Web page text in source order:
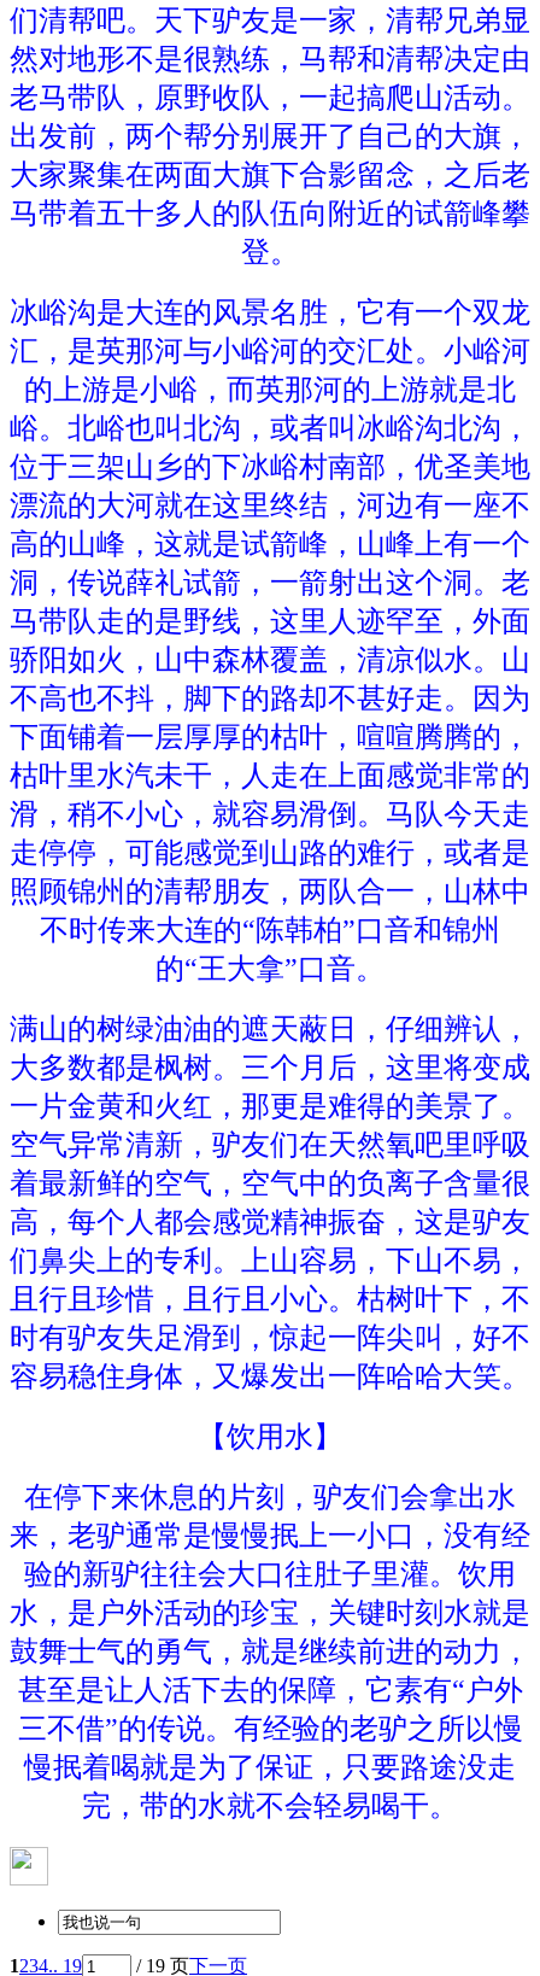
们清帮吧。天下驴友是一家，清帮兄弟显
然对地形不是很熟练，马帮和清帮决定由
老马带队，原野收队，一起搞爬山活动。
出发前，两个帮分别展开了自己的大旗，
大家聚集在两面大旗下合影留念，之后老
马带着五十多人的队伍向附近的试箭峰攀
登。
冰峪沟是大连的风景名胜，它有一个双龙
汇，是英那河与小峪河的交汇处。小峪河
的上游是小峪，而英那河的上游就是北
峪。北峪也叫北沟，或者叫冰峪沟北沟，
位于三架山乡的下冰峪村南部，优圣美地
漂流的大河就在这里终结，河边有一座不
高的山峰，这就是试箭峰，山峰上有一个
洞，传说薛礼试箭，一箭射出这个洞。 老
马带队走的是野线，这里人迹罕至，外面
骄阳如火，山中森林覆盖，清凉似水。山
不高也不抖，脚下的路却不甚好走。因为
下面铺着一层厚厚的枯叶，喧喧腾腾的，
枯叶里水汽未干，人走在上面感觉非常的
滑，稍不小心，就容易滑倒。马队今天走
走停停，可能感觉到山路的难行，或者是
照顾锦州的清帮朋友，两队合一，山林中
不时传来大连的“陈韩柏”口音和锦州
的“王大拿”口音。
满山的树绿油油的遮天蔽日，仔细辨认，
大多数都是枫树。三个月后，这里将变成
一片金黄和火红，那更是难得的美景了。
空气异常清新，驴友们在天然氧吧里呼吸
着最新鲜的空气，空气中的负离子含量很
高，每个人都会感觉精神振奋，这是驴友
们鼻尖上的专利。上山容易，下山不易，
且行且珍惜，且行且小心。枯树叶下，不
时有驴友失足滑到，惊起一阵尖叫，好不
容易稳住身体，又爆发出一阵哈哈大笑。
【饮用水】
在停下来休息的片刻，驴友们会拿出水
来，老驴通常是慢慢抿上一小口，没有经
验的新驴往往会大口往肚子里灌。饮用
水，是户外活动的珍宝，关键时刻水就是
鼓舞士气的勇气，就是继续前进的动力，
甚至是让人活下去的保障，它素有“户外
三不借”的传说。有经验的老驴之所以慢
慢抿着喝就是为了保证，只要路途没走
完，带的水就不会轻易喝干。
1234.. 19 / 19 页下一页